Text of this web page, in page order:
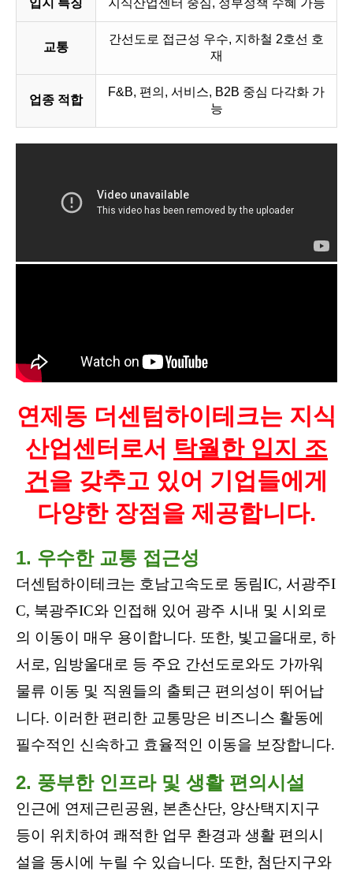
입지 특징 지식산업센터 중심, 정부정책 수혜 가능
교통
간선도로 접근성 우수, 지하철 2호선 호
재
업종 적합
F&B, 편의, 서비스, B2B 중심 다각화 가
능
연제동 더센텀하이테크는 지식
산업센터로서 탁월한 입지 조
건을 갖추고 있어 기업들에게
다양한 장점을 제공합니다.
1. 우수한 교통 접근성
더센텀하이테크는 호남고속도로 동림IC, 서광주I
C, 북광주IC와 인접해 있어 광주 시내 및 시외로
의 이동이 매우 용이합니다. 또한, 빛고을대로, 하
서로, 임방울대로 등 주요 간선도로와도 가까워
물류 이동 및 직원들의 출퇴근 편의성이 뛰어납
니다. 이러한 편리한 교통망은 비즈니스 활동에
필수적인 신속하고 효율적인 이동을 보장합니다.
2. 풍부한 인프라 및 생활 편의시설
인근에 연제근린공원, 본촌산단, 양산택지지구
등이 위치하여 쾌적한 업무 환경과 생활 편의시
설을 동시에 누릴 수 있습니다. 또한, 첨단지구와